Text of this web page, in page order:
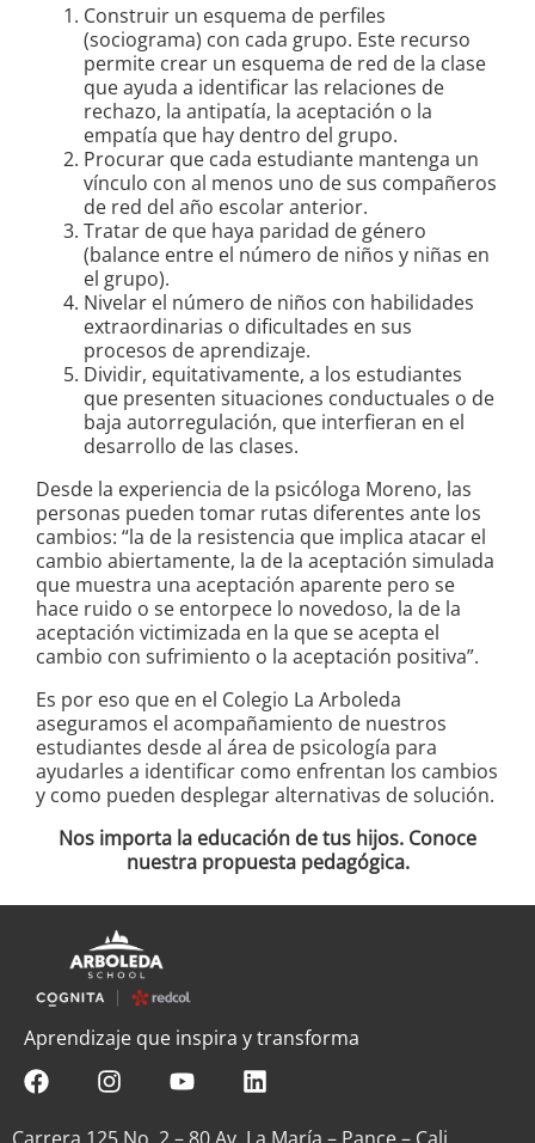
Construir un esquema de perfiles
(sociograma) con cada grupo. Este recurso
permite crear un esquema de red de la clase
que ayuda a identificar las relaciones de
rechazo, la antipatía, la aceptación o la
empatía que hay dentro del grupo.
Procurar que cada estudiante mantenga un
vínculo con al menos uno de sus compañeros
de red del año escolar anterior.
Tratar de que haya paridad de género
(balance entre el número de niños y niñas en
el grupo).
Nivelar el número de niños con habilidades
extraordinarias o dificultades en sus
procesos de aprendizaje.
Dividir, equitativamente, a los estudiantes
que presenten situaciones conductuales o de
baja autorregulación, que interfieran en el
desarrollo de las clases.
Desde la experiencia de la psicóloga Moreno, las
personas pueden tomar rutas diferentes ante los
cambios: “la de la resistencia que implica atacar el
cambio abiertamente, la de la aceptación simulada
que muestra una aceptación aparente pero se
hace ruido o se entorpece lo novedoso, la de la
aceptación victimizada en la que se acepta el
cambio con sufrimiento o la aceptación positiva”.
Es por eso que en el Colegio La Arboleda
aseguramos el acompañamiento de nuestros
estudiantes desde al área de psicología para
ayudarles a identificar como enfrentan los cambios
y como pueden desplegar alternativas de solución.
Nos importa la educación de tus hijos. Conoce
nuestra propuesta pedagógica.
Aprendizaje que inspira y transforma